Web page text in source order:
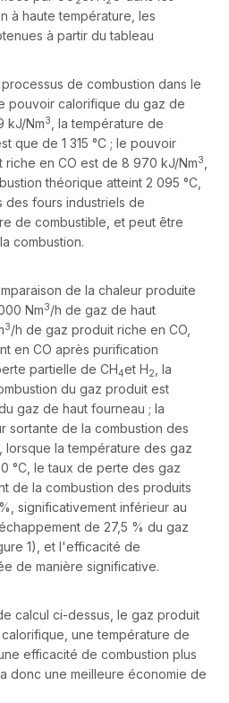
à haute température, les
à partir du tableau
de combustion dans le
pouvoir calorifique du gaz de
kJ/Nm3
, la température de
que de 1 315 °C ; le pouvoir
en CO est de 8 970 kJ/Nm3
théorique atteint 2 095 °C,
fours industriels de
de combustible, et peut être
combustion.
de la chaleur produite
Nm3/h de gaz de haut
3/h de gaz produit riche en CO,
en CO après purification
partielle de CH4et H2
, la
du gaz produit est
gaz de haut fourneau ; la
sortante de la combustion des
la température des gaz
°C, le taux de perte des gaz
de la combustion des produits
significativement inférieur au
de 27,5 % du gaz
1), et l'efficacité de
de manière significative.
calcul ci-dessus, le gaz produit
une température de
efficacité de combustion plus
donc une meilleure économie de